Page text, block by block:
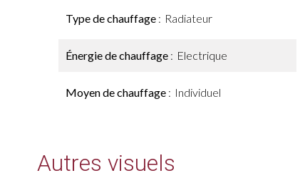
Type de chauffage Radiateur
Énergie de chauffage Electrique
Moyen de chauffage Individuel
Autres visuels